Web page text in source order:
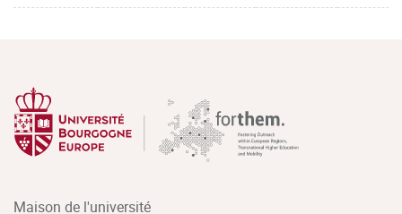
Maison de l'université